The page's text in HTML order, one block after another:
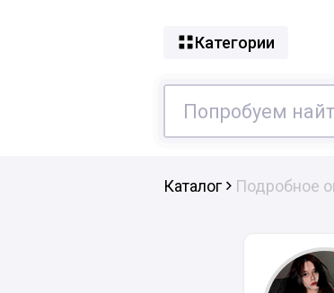
Категории
Каталог Подробное